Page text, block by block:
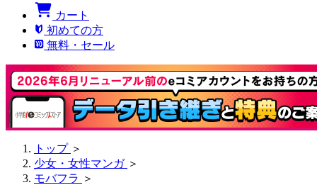
カート
初めての方
無料・セール
トップ ＞
少女・女性マンガ ＞
モバフラ ＞